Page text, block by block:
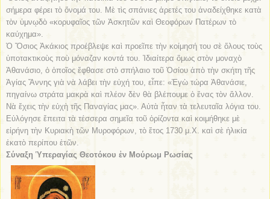
σήμερα φέρει τὸ ὄνομά του. Μὲ τὶς σπάνιες ἀρετές του ἀναδείχθηκε κατὰ
τὸν ὑμνῳδὸ «κορυφαῖος τῶν Ἀσκητῶν καὶ Θεοφόρων Πατέρων τὸ
καύχημα».
Ὁ Ὅσιος Ἀκάκιος προέβλεψε καὶ προεῖπε τὴν κοίμησή του σὲ ὅλους τοὺς
ὑποτακτικοὺς ποὺ μόναζαν κοντά του. Ἰδιαίτερα ὅμως στὸν μοναχὸ
Ἀθανάσιο, ὁ ὁποῖος ἔφθασε στὸ σπήλαιο τοῦ Ὁσίου ἀπὸ τὴν σκήτη τῆς
Ἁγίας Ἄννης γιὰ νὰ λάβει τὴν εὐχή του, εἶπε: «Ἐγὼ τώρα Ἀθανάσιε,
πηγαίνω στράτα μακρὰ καὶ πλέον δὲν θὰ βλέπουμε ὁ ἕνας τὸν ἄλλον.
Νὰ ἔχεις τὴν εὐχὴ τῆς Παναγίας μας». Αὐτὰ ἦταν τὰ τελευταῖα λόγια του.
Εὐλόγησε ἔπειτα τὰ τέσσερα σημεῖα τοῦ ὁρίζοντα καὶ κοιμήθηκε μὲ
εἰρήνη τὴν Κυριακὴ τῶν Μυροφόρων, τὸ ἔτος 1730 μ.Χ. καὶ σὲ ἡλικία
ἑκατὸ περίπου ἐτῶν.
Σύναξη Ὑπεραγίας Θεοτόκου ἐν Μούρωμ Ρωσίας